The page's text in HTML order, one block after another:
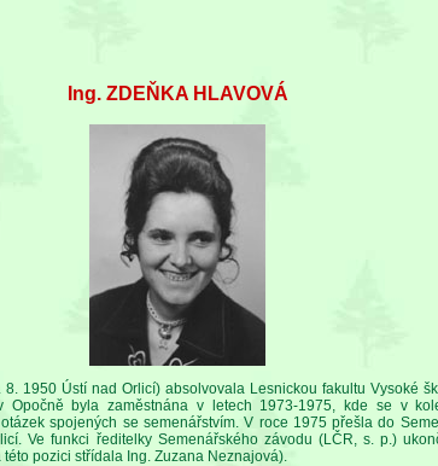
Ing. ZDEŇKA HLAVOVÁ
8. 1950 Ústí nad Orlicí) absolvovala Lesnickou fakultu Vysoké
Opočně byla zaměstnána v letech 1973-1975, kde se v
spojených se semenářstvím. V roce 1975 přešla do
Ve funkci ředitelky Semenářského závodu (LČR, s. p.)
pozici střídala Ing. Zuzana Neznajová).